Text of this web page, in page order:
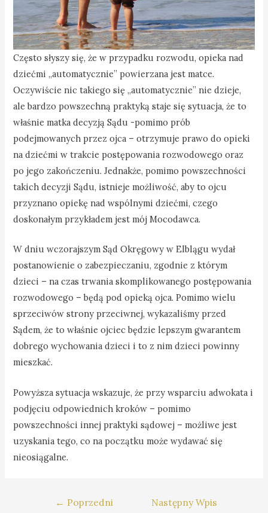
Często słyszy się, że w przypadku rozwodu, opieka nad
dziećmi „automatycznie” powierzana jest matce.
Oczywiście nic takiego się „automatycznie” nie dzieje,
ale bardzo powszechną praktyką staje się sytuacja, że to
właśnie matka decyzją Sądu -pomimo prób
podejmowanych przez ojca – otrzymuje prawo do opieki
na dziećmi w trakcie postępowania rozwodowego oraz
po jego zakończeniu. Jednakże, pomimo powszechności
takich decyzji Sądu, istnieje możliwość, aby to ojcu
przyznano opiekę nad wspólnymi dziećmi, czego
doskonałym przykładem jest mój Mocodawca.
W dniu wczorajszym Sąd Okręgowy w Elblągu wydał
postanowienie o zabezpieczaniu, zgodnie z którym
dzieci – na czas trwania skomplikowanego postępowania
rozwodowego – będą pod opieką ojca. Pomimo wielu
sprzeciwów strony przeciwnej, wykazaliśmy przed
Sądem, że to właśnie ojciec będzie lepszym gwarantem
dobrego wychowania dzieci i to z nim dzieci powinny
mieszkać.
Powyższa sytuacja wskazuje, że przy wsparciu adwokata i
podjęciu odpowiednich kroków – pomimo
powszechności innej praktyki sądowej – możliwe jest
uzyskania tego, co na początku może wydawać się
nieosiągalne.
wpisu← Poprzedni
Następny Wpis